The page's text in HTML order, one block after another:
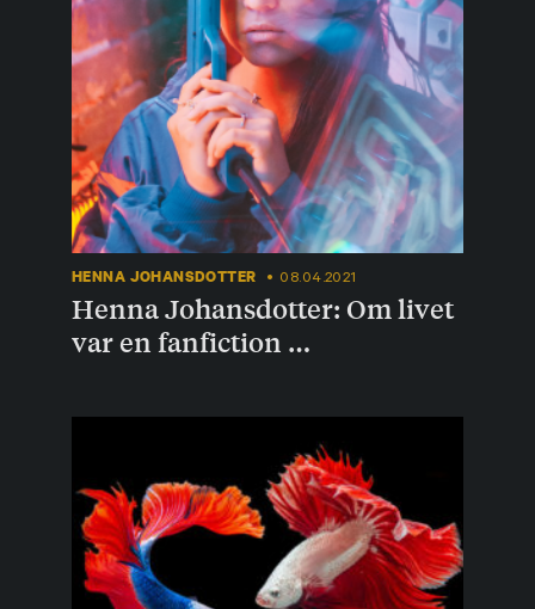
HENNA JOHANSDOTTER 08.04.2021
Henna Johansdotter: Om livet
var en fanfiction …